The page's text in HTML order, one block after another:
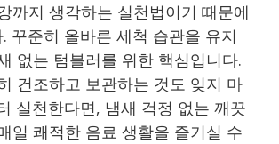
까지 생각하는 실천법이기 때문에
꾸준히 올바른 세척 습관을 유지
없는 텀블러를 위한 핵심입니다.
건조하고 보관하는 것도 잊지 마
실천한다면, 냄새 걱정 없는 깨끗
일 쾌적한 음료 생활을 즐기실 수